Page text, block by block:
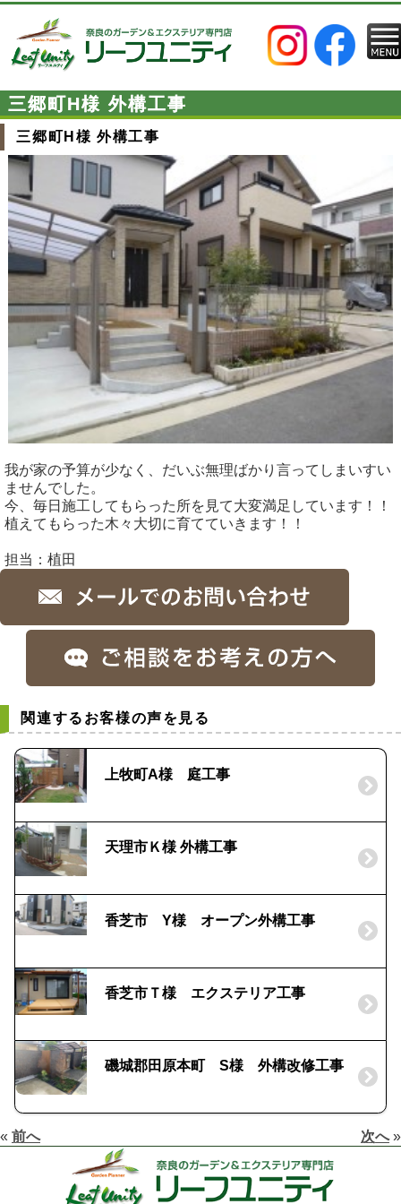
三郷町H様 外構工事
三郷町H様 外構工事
我が家の予算が少なく、だいぶ無理ばかり言ってしまいすい
ませんでした。
今、毎日施工してもらった所を見て大変満足しています！！
植えてもらった木々大切に育てていきます！！
担当：植田
関連するお客様の声を見る
上牧町A様 庭工事
天理市Ｋ様 外構工事
香芝市 Y様 オープン外構工事
香芝市Ｔ様 エクステリア工事
磯城郡田原本町 S様 外構改修工事
« 前へ 次へ»